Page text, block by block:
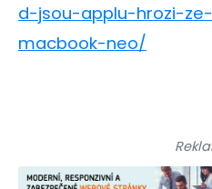
d-jsou-applu-hrozi-
macbook-neo/